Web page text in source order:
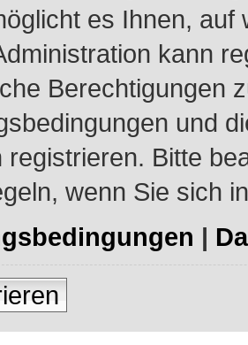
es Ihnen,
kann
Berechtigungen
und
registrieren. Bitte
wenn Sie sich
|